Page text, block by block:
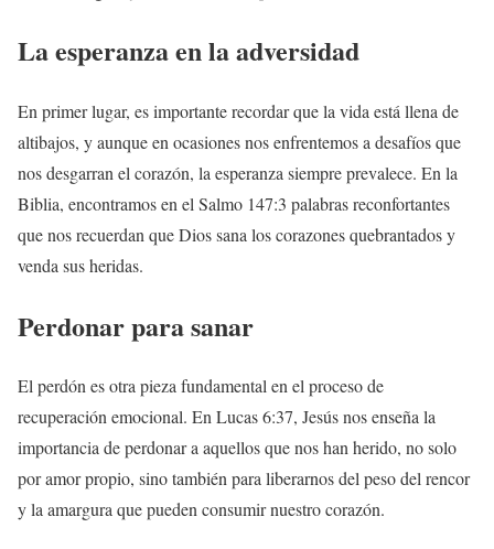
La esperanza en la adversidad
En primer lugar, es importante recordar que la vida está llena de
altibajos, y aunque en ocasiones nos enfrentemos a desafíos que
nos desgarran el corazón, la esperanza siempre prevalece. En la
Biblia, encontramos en el Salmo 147:3 palabras reconfortantes
que nos recuerdan que Dios sana los corazones quebrantados y
venda sus heridas.
Perdonar para sanar
El perdón es otra pieza fundamental en el proceso de
recuperación emocional. En Lucas 6:37, Jesús nos enseña la
importancia de perdonar a aquellos que nos han herido, no solo
por amor propio, sino también para liberarnos del peso del rencor
y la amargura que pueden consumir nuestro corazón.